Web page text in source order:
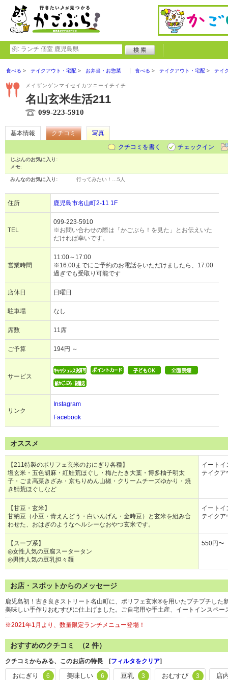
食べる テイクアウト・宅配 お弁当・お惣菜 食べる テイクアウト・宅配 テイ
メイザンゲンマイセイカツニーイチイチ
名山玄米生活211
099-223-5910
基本情報 クチコミ
写真
クチコミを書く
チェックイン
じぶんのお気に入り:
メモ:
みんなのお気に入り: 行ってみたい！… 5人
住所 鹿児島市名山町2-11 1F
TEL
099-223-5910
※お問い合わせの際は「かごぶら！を見た」とお伝えいた
だければ幸いです。
営業時間
11:00～17:00
※16:00までにご予約のお電話をいただけましたら、17:00
過ぎでも受取り可能です
店休日 日曜日
駐車場 なし
席数 11席
ご予算 194円 ～
サービス
リンク
Instagram
Facebook
オススメ
【211特製のポリフェ玄米のおにぎり各種】
塩玄米・五色胡麻・紅鮭荒ほぐし・梅たたき大葉・博多柚子明太
子・ごま高菜きざみ・京ちりめん山椒・クリームチーズゆかり・焼
き鯖荒ほぐしなど
イートイ
テイクア
【甘豆・玄米】
甘納豆（小豆・青えんどう・白いんげん・金時豆）と玄米を組み合
わせた、おはぎのようなヘルシーなおやつ玄米です。
イート
テイク
【スープ系】
◎女性人気の豆腐スータータン
◎男性人気の豆乳担々麺
550円〜
お店・スポットからのメッセージ
鹿児島初！古き良きストリート名山町に、ポリフェ玄米®︎を用いたプチプチし
美味しい手作りおむすびに仕上げました。ご自宅用や手土産、イートインスペ
※2021年1月より、数量限定ランチメニュー登場！
おすすめのクチコミ （2 件）
クチコミからみる、このお店の特長 [フィルタをクリア]
おにぎり 6 美味しい 6 豆乳 3 おむすび 3 店